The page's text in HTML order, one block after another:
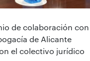
de colaboración con
de Alicante
el colectivo jurídico